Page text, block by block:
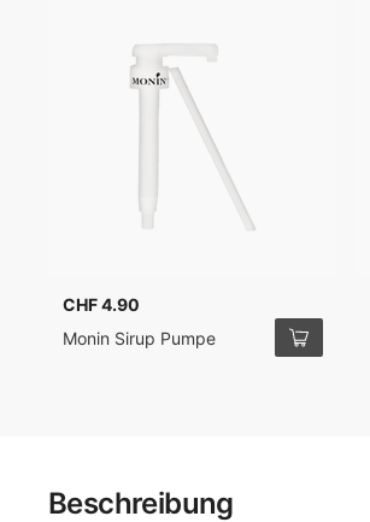
Beschreibung
CHF 4.90
Monin Sirup Pumpe